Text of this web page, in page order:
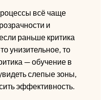
всё чаще
и
раньше критика
унизительное, то
— обучение в
слепые зоны,
эффективность.